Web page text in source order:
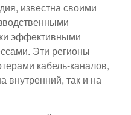
известна своими
эффективными
Эти регионы
кабель-каналов,
внутренний, так и на